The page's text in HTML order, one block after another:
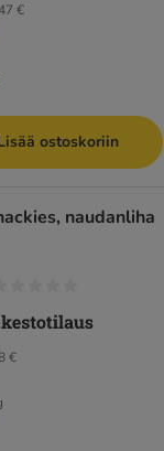
€
ostoskoriin
naudanliha
€